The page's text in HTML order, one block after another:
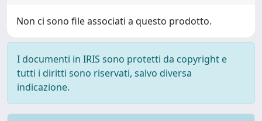
Non ci sono file associati a questo prodotto.
I documenti in IRIS sono protetti da copyright e
tutti i diritti sono riservati, salvo diversa
indicazione.